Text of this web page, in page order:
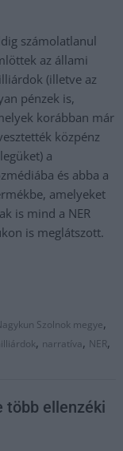
számolatlanul
az állami
(illetve az
pénzek is,
korábban már
közpénz
a
és abba a
amelyeket
is mind a NER
is meglátszott.
Szolnok megye,
, narratíva, NER,
több ellenzéki